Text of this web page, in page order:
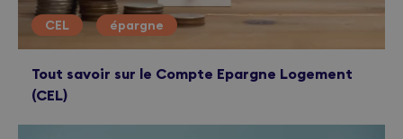
CEL épargne
Tout savoir sur le Compte Epargne Logement
(CEL)